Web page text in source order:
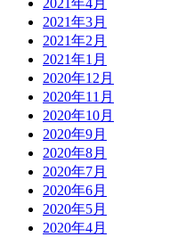
2021年3月
2021年2月
2021年1月
2020年12月
2020年11月
2020年10月
2020年9月
2020年8月
2020年7月
2020年6月
2020年5月
2020年4月